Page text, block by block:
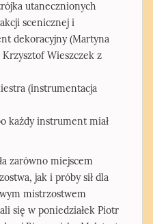
utanecznionych
scenicznej i
dekoracyjny (Martyna
Wieszczek z
(instrumentacja
każdy instrument miał
zarówno miejscem
jak i próby sił dla
mistrzostwem
się w poniedziałek Piotr